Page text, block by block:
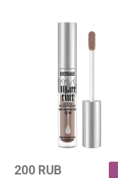
200 RUB